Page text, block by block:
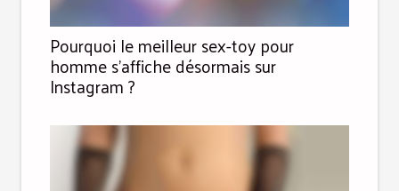
Pourquoi le meilleur sex-toy pour
homme s’affiche désormais sur
Instagram ?